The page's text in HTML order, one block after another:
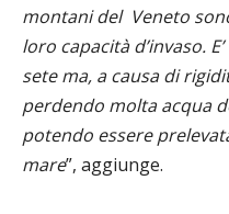
montani del Veneto
loro capacità d’invaso.
sete ma, a causa di
perdendo molta acqua
potendo essere
mare”, aggiunge.